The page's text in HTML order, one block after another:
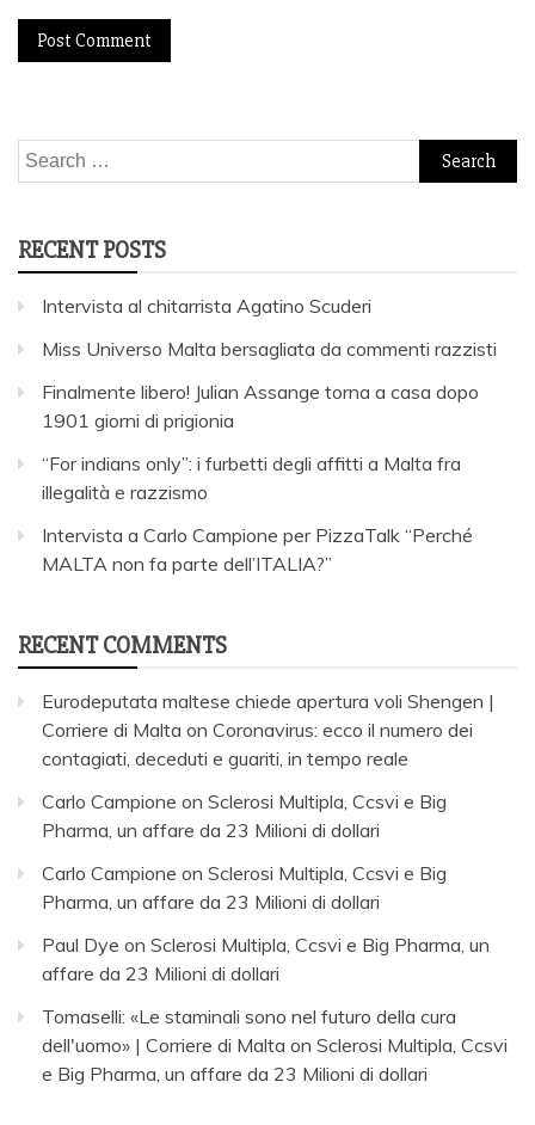
Search
for:
RECENT POSTS
Intervista al chitarrista Agatino Scuderi
Miss Universo Malta bersagliata da commenti razzisti
Finalmente libero! Julian Assange torna a casa dopo
1901 giorni di prigionia
“For indians only”: i furbetti degli affitti a Malta fra
illegalità e razzismo
Intervista a Carlo Campione per PizzaTalk “Perché
MALTA non fa parte dell’ITALIA?”
RECENT COMMENTS
Eurodeputata maltese chiede apertura voli Shengen |
Corriere di Malta on Coronavirus: ecco il numero dei
contagiati, deceduti e guariti, in tempo reale
Carlo Campione on Sclerosi Multipla, Ccsvi e Big
Pharma, un affare da 23 Milioni di dollari
Carlo Campione on Sclerosi Multipla, Ccsvi e Big
Pharma, un affare da 23 Milioni di dollari
Paul Dye on Sclerosi Multipla, Ccsvi e Big Pharma, un
affare da 23 Milioni di dollari
Tomaselli: «Le staminali sono nel futuro della cura
dell'uomo» | Corriere di Malta on Sclerosi Multipla, Ccsvi
e Big Pharma, un affare da 23 Milioni di dollari